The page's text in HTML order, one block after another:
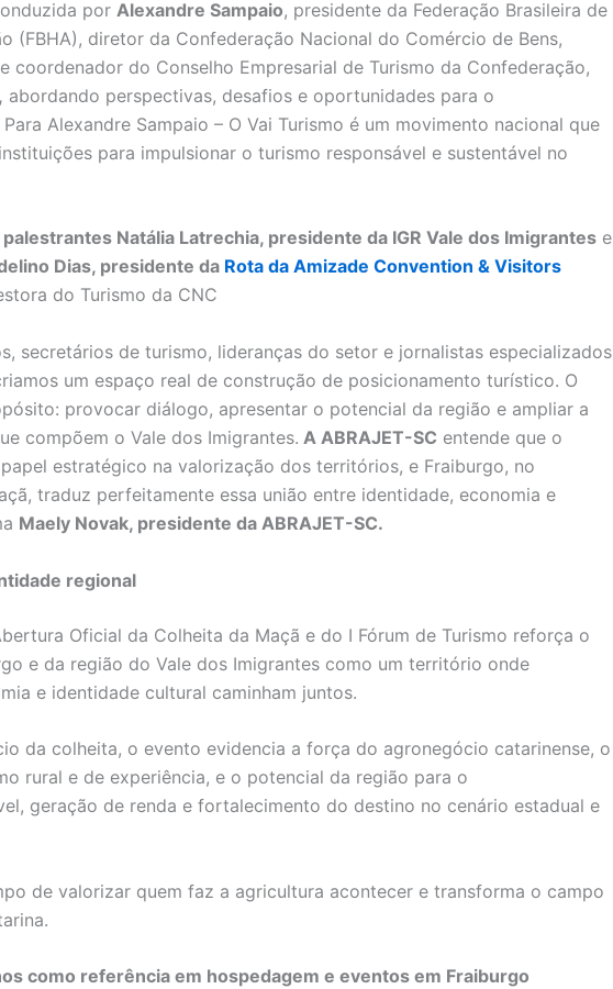
por Alexandre Sampaio, presidente da Federação Brasileira de
(FBHA), diretor da Confederação Nacional do Comércio de Bens,
coordenador do Conselho Empresarial de Turismo da Confederação,
abordando perspectivas, desafios e oportunidades para o
Alexandre Sampaio – O Vai Turismo é um movimento nacional que
para impulsionar o turismo responsável e sustentável no
palestrantes Natália Latrechia, presidente da IGR Vale dos Imigrantes e
Dias, presidente da Rota da Amizade Convention & Visitors
do Turismo da CNC
secretários de turismo, lideranças do setor e jornalistas especializados
um espaço real de construção de posicionamento turístico. O
provocar diálogo, apresentar o potencial da região e ampliar a
compõem o Vale dos Imigrantes. A ABRAJET-SC entende que o
estratégico na valorização dos territórios, e Fraiburgo, no
traduz perfeitamente essa união entre identidade, economia e
Maely Novak, presidente da ABRAJET-SC.
regional
Oficial da Colheita da Maçã e do I Fórum de Turismo reforça o
e da região do Vale dos Imigrantes como um território onde
e identidade cultural caminham juntos.
da colheita, o evento evidencia a força do agronegócio catarinense, o
rural e de experiência, e o potencial da região para o
geração de renda e fortalecimento do destino no cenário estadual e
de valorizar quem faz a agricultura acontecer e transforma o campo
como referência em hospedagem e eventos em Fraiburgo